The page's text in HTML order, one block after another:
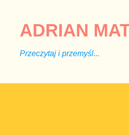
ADRIAN
Przeczytaj i przemyśl...